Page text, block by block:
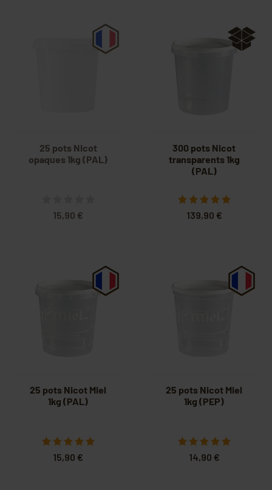
25 pots Nicot
opaques 1kg (PAL)
15,90 €
300 pots Nicot
transparents 1kg
(PAL)
139,90 €
25 pots Nicot Miel
1kg (PAL)
15,90 €
25 pots Nicot Miel
1kg (PEP)
14,90 €